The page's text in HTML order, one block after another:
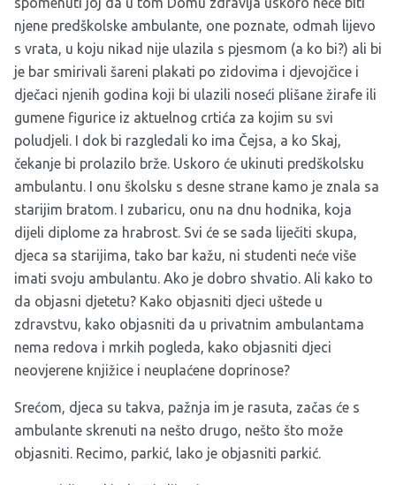
njene predškolske ambulante, one poznate, odmah lijevo
s vrata, u koju nikad nije ulazila s pjesmom (a ko bi?) ali bi
je bar smirivali šareni plakati po zidovima i djevojčice i
dječaci njenih godina koji bi ulazili noseći plišane žirafe ili
gumene figurice iz aktuelnog crtića za kojim su svi
poludjeli. I dok bi razgledali ko ima Čejsa, a ko Skaj,
čekanje bi prolazilo brže. Uskoro će ukinuti predškolsku
ambulantu. I onu školsku s desne strane kamo je znala sa
starijim bratom. I zubaricu, onu na dnu hodnika, koja
dijeli diplome za hrabrost. Svi će se sada liječiti skupa,
djeca sa starijima, tako bar kažu, ni studenti neće više
imati svoju ambulantu. Ako je dobro shvatio. Ali kako to
da objasni djetetu? Kako objasniti djeci uštede u
zdravstvu, kako objasniti da u privatnim ambulantama
nema redova i mrkih pogleda, kako objasniti djeci
neovjerene knjižice i neuplaćene doprinose?
Srećom, djeca su takva, pažnja im je rasuta, začas će s
ambulante skrenuti na nešto drugo, nešto što može
objasniti. Recimo, parkić, lako je objasniti parkić.